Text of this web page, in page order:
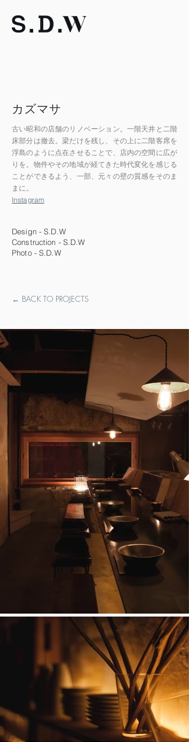
Design - S.D.W
Construction - S.D.W
​Photo - S.D.W
カズマサ
古い昭和の店舗のリノベーション。一階天井と二階
床部分は撤去。梁だけを残し、その上に二階客席を
浮島のように点在させることで、店内の空間に広が
りを。物件やその地域が経てきた時代変化を感じる
ことができるよう、一部、元々の壁の質感をそのま
まに。
Instagram
← BACK TO PROJECTS